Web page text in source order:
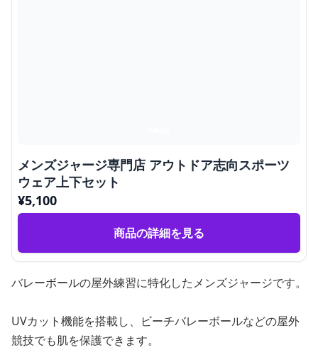
メンズジャージ専門店 アウトドア志向スポーツ
ウェア上下セット
¥5,100
商品の詳細を見る
バレーボールの屋外練習に特化したメンズジャージです。
UVカット機能を搭載し、ビーチバレーボールなどの屋外
競技でも肌を保護できます。